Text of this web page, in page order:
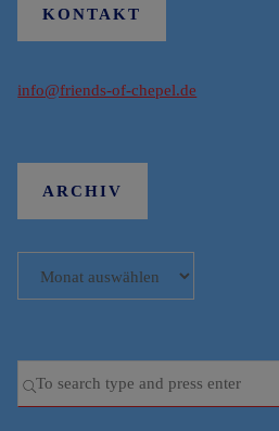
KONTAKT
info@friends-of-chepel.de
ARCHIV
SEARCH